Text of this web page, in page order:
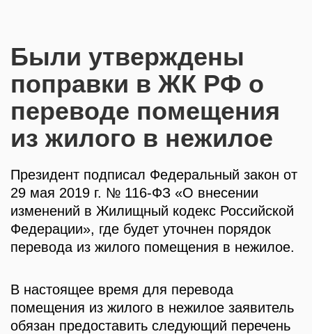
Были утверждены
поправки в ЖК РФ о
переводе помещения
из жилого в нежилое
Президент подписал Федеральный закон от
29 мая 2019 г. № 116-ФЗ «О внесении
изменений в Жилищный кодекс Российской
Федерации», где будет уточнен порядок
перевода из жилого помещения в нежилое.
В настоящее время для перевода
помещения из жилого в нежилое заявитель
обязан предоставить следующий перечень